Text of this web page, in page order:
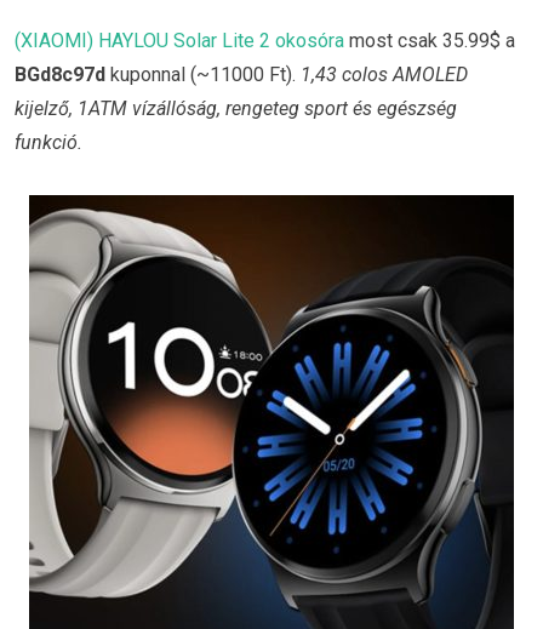
(XIAOMI) HAYLOU Solar Lite 2 okosóra most csak 35.99$ a
BGd8c97d kuponnal (~11000 Ft). 1,43 colos AMOLED
kijelző, 1ATM vízállóság, rengeteg sport és egészség
funkció.